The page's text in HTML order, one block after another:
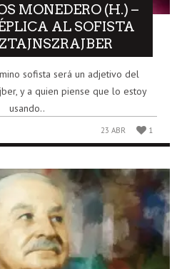
MONEDERO (H.) –
AL SOFISTA
sofista será un adjetivo del
y a quien piense que lo estoy
usando..
23 ABR 1